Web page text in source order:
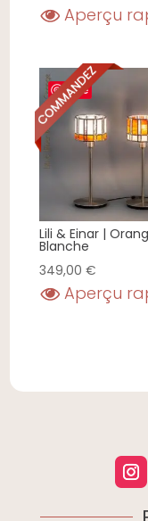
Aperçu
Save
Lili & Einar |
Blanche
349,00€
Aperçu